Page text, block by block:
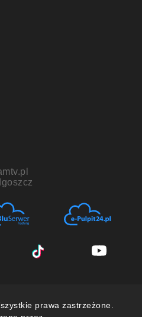
prawa zastrzeżone.